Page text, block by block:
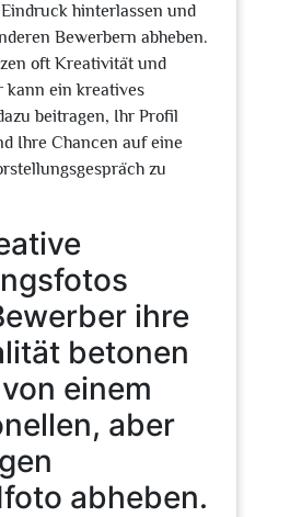
hinterlassen und
Bewerbern abheben.
oft Kreativität und
kann ein kreatives
beitragen, Ihr Profil
Ihre Chancen auf eine
zu
ihre
betonen
einem
aber
abheben.